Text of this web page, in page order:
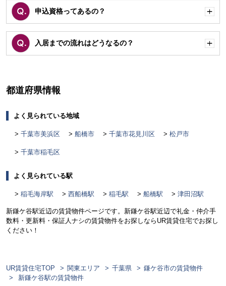
申込資格ってあるの？
く
入居までの流れはどうなるの？
く
都道府県情報
よく見られている地域
千葉市美浜区 船橋市 千葉市花見川区 松戸市
千葉市稲毛区
よく見られている駅
稲毛海岸駅 西船橋駅 稲毛駅 船橋駅 津田沼駅
新鎌ケ谷駅近辺の賃貸物件ページです。新鎌ケ谷駅近辺で礼金・仲介手
数料・更新料・保証人ナシの賃貸物件をお探しならUR賃貸住宅でお探し
ください！
UR賃貸住宅TOP 関東エリア 千葉県
鎌ケ谷市の賃貸物件
新鎌ケ谷駅の賃貸物件